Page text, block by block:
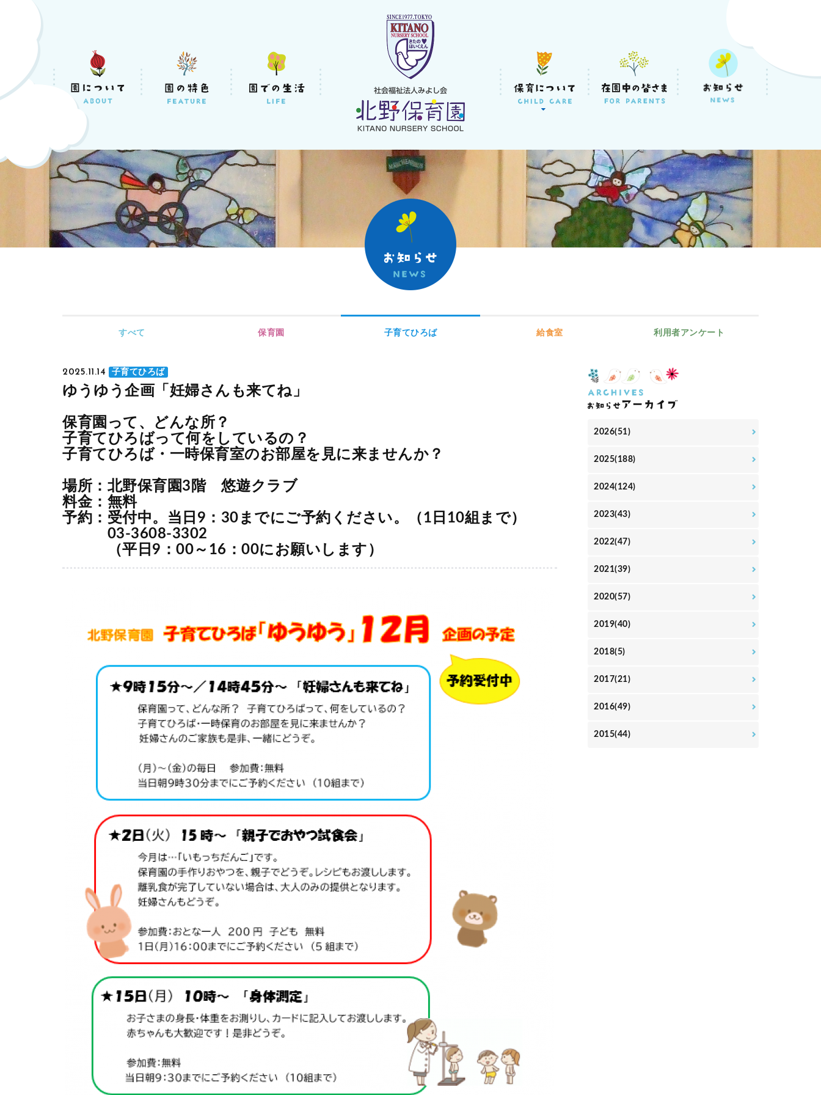
北野保育園｜東京都葛飾区柴又
すべて 保育園 子育てひろば 給食室 利用者アンケート
2025.11.14 子育てひろば
ゆうゆう企画「妊婦さんも来てね」
保育園って、どんな所？
子育てひろばって何をしているの？
子育てひろば・一時保育室のお部屋を見に来ませんか？
場所：北野保育園3階 悠遊クラブ
料金：無料
予約：受付中。当日9：30までにご予約ください。（1日10組まで）
03-3608-3302
（平日9：00～16：00にお願いします）
2026(51)
2025(188)
2024(124)
2023(43)
2022(47)
2021(39)
2020(57)
2019(40)
2018(5)
2017(21)
2016(49)
2015(44)